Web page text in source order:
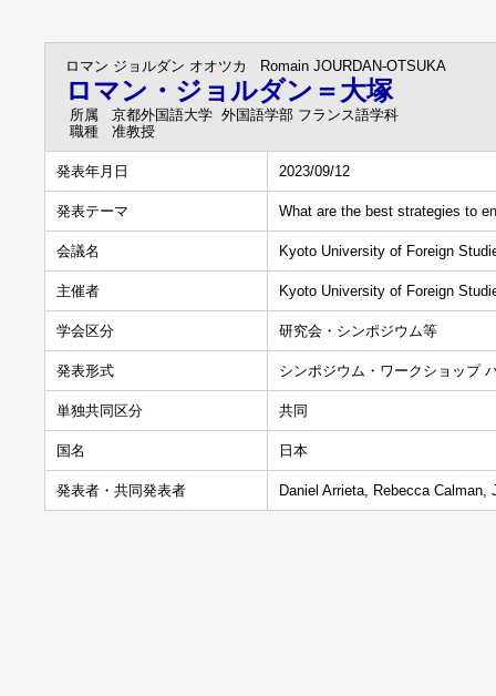
ロマン ジョルダン オオツカ Romain JOURDAN-OTSUKA
ロマン・ジョルダン＝大塚
所属
京都外国語大学 外国語学部 フランス語学科
職種
准教授
発表年月日 2023/09/12
発表テーマ What are the best strategies to
会議名 Kyoto University of Foreign
主催者 Kyoto University of Foreign
学会区分 研究会・シンポジウム等
発表形式 シンポジウム・ワークショップ
単独共同区分 共同
国名 日本
発表者・共同発表者 Daniel Arrieta, Rebecca